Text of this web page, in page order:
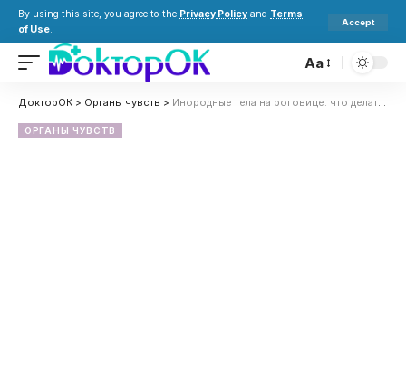
By using this site, you agree to the Privacy Policy and Terms
of Use.
Accept
Aa
ДокторОК > Органы чувств > Инородные тела на роговице: что делать, если ребенку в глаз попала соринка
ОРГАНЫ ЧУВСТВ